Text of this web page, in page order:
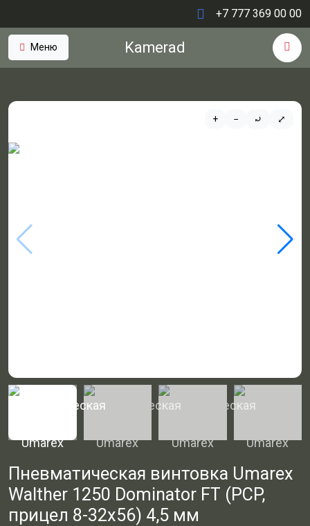
+7 777 369 00 00
Меню Kamerad
+ − ⤾ ⤢
Пневматическая винтовка Umarex
Walther 1250 Dominator FT (PCP,
прицел 8-32x56) 4,5 мм